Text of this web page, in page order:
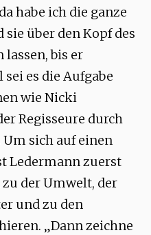
habe ich die ganze
über den Kopf des
lassen, bis er
es die Aufgabe
wie Nicki
Regisseure durch
sich auf einen
Ledermann zuerst
der Umwelt, der
und zu den
„Dann zeichne